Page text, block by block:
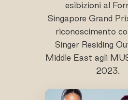
esibizioni al
Singapore Grand
riconoscimento
Singer Residing
Middle East agli
2023.